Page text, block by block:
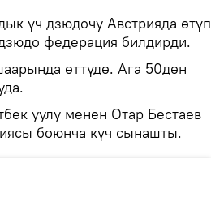
үч дзюдочу Австрияда өтүп
федерация билдирди.
өттүдө. Ага 50дөн
уулу менен Отар Бестаев
боюнча күч сынашты.